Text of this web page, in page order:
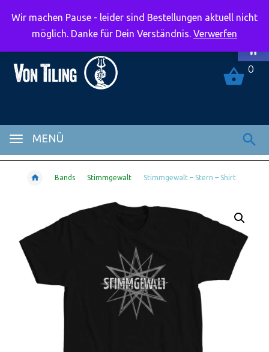
MENÜ
0
Bands Stimmgewalt Stimmgewalt – Stern – Shirt
Wir machen Pause - leider sind Bestellungen aktuell nicht
möglich. Danke für Dein Verständnis. Verwerfen